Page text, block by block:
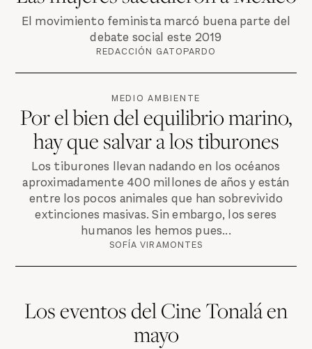
El movimiento feminista marcó buena parte del
debate social este 2019
REDACCIÓN GATOPARDO
MEDIO AMBIENTE
Por el bien del equilibrio marino,
hay que salvar a los tiburones
Los tiburones llevan nadando en los océanos
aproximadamente 400 millones de años y están
entre los pocos animales que han sobrevivido
extinciones masivas. Sin embargo, los seres
humanos les hemos pues...
SOFÍA VIRAMONTES
Los eventos del Cine Tonalá en
mayo